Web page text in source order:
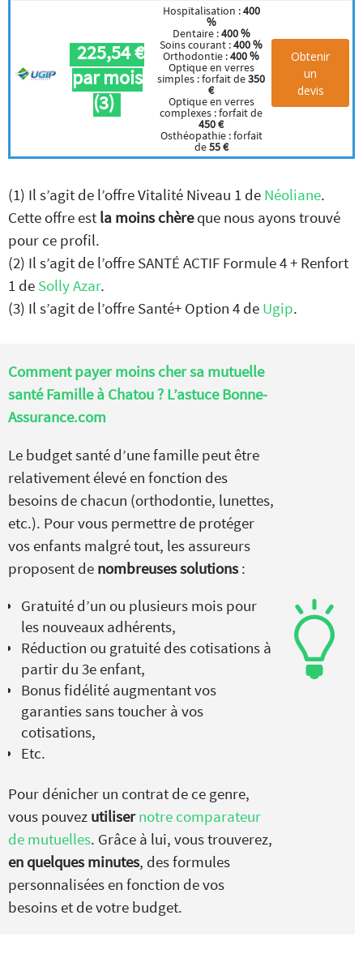
225,54 €
par mois
(3)
Hospitalisation :400
%
Dentaire :400 %
Soins courant :400 %
Orthodontie :400 %
Optique en verres
simples : forfait de350
€
Optique en verres
complexes : forfait de
450 €
Osthéopathie : forfait
de55 €
Obtenir
un
devis
(1) Il s’agit de l’offre Vitalité Niveau 1 de Néoliane.
Cette offre est la moins chèreque nous ayons trouvé
pour ce profil.
(2) Il s’agit de l’offre SANTÉ ACTIF Formule 4 + Renfort
1 de Solly Azar.
(3) Il s’agit de l’offre Santé+ Option 4 de Ugip.
Comment payer moins cher sa mutuelle
santé Famille à Chatou ? L’astuce Bonne-
Assurance.com
Le budget santé d’une famille peut être
relativement élevé en fonction des
besoins de chacun (orthodontie, lunettes,
etc.). Pour vous permettre de protéger
vos enfants malgré tout, les assureurs
proposent de nombreuses solutions :
Gratuité d’un ou plusieurs mois pour
les nouveaux adhérents,
Réduction ou gratuité des cotisations à
partir du 3e enfant,
Bonus fidélité augmentant vos
garanties sans toucher à vos
cotisations,
Etc.
Pour dénicher un contrat de ce genre,
vous pouvez utiliser notre comparateur
de mutuelles. Grâce à lui, vous trouverez,
en quelques minutes, des formules
personnalisées en fonction de vos
besoins et de votre budget.